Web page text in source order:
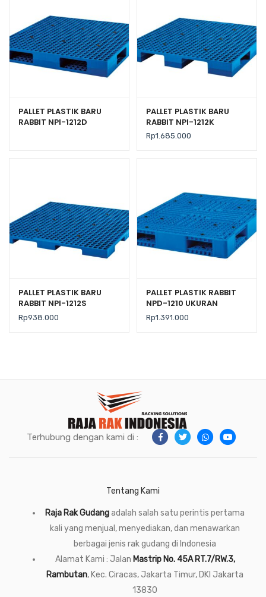
PALLET PLASTIK BARU
RABBIT NPI-1212D
PALLET PLASTIK BARU
RABBIT NPI-1212K
UKURAN 120x120x13,5 CM
Rp1.685.000
PALLET PLASTIK BARU
RABBIT NPI-1212S
UKURAN 120x120x7,5 CM
FLOORING ONLY
Rp938.000
PALLET PLASTIK RABBIT
NPD-1210 UKURAN
120x100x15 CM
Rp1.391.000
Terhubung dengan kami di :
Tentang Kami
Raja Rak Gudangadalah salah satu perintis pertama
kali yang menjual, menyediakan, dan menawarkan
berbagai jenis rak gudang di Indonesia
Alamat Kami : Jalan Mastrip No. 45A RT.7/RW.3,
Rambutan, Kec. Ciracas, Jakarta Timur, DKI Jakarta
13830